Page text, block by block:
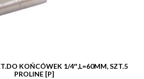
PROLINE [P]